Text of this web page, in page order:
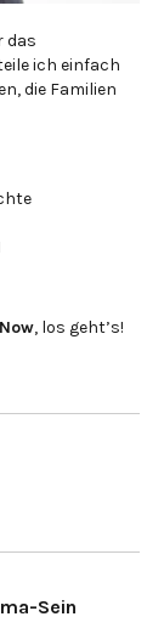
das
ich einfach
die Familien
, los geht’s!
Sein